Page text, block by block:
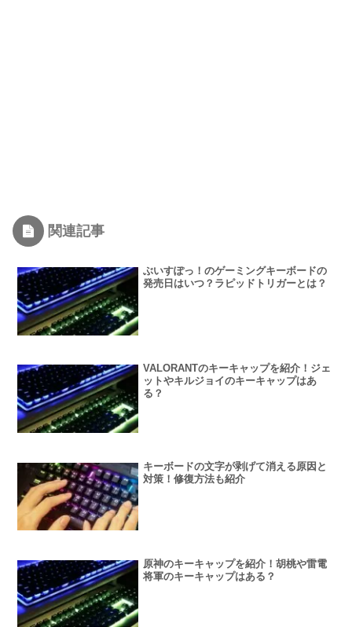
関連記事
ぶいすぽっ！のゲーミングキーボードの
発売日はいつ？ラピッドトリガーとは？
VALORANTのキーキャップを紹介！ジェ
ットやキルジョイのキーキャップはあ
る？
キーボードの文字が剥げて消える原因と
対策！修復方法も紹介
原神のキーキャップを紹介！胡桃や雷電
将軍のキーキャップはある？